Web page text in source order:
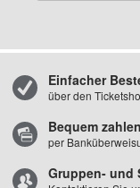
Einfacher
über den
Bequem zahlen
per
Gruppen- und